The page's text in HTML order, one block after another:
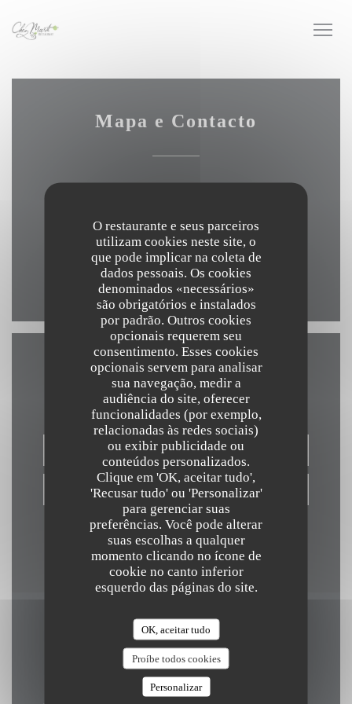
O restaurante e seus parceiros
utilizam cookies neste site, o
que pode implicar na coleta de
dados pessoais. Os cookies
denominados «necessários»
são obrigatórios e instalados
por padrão. Outros cookies
opcionais requerem seu
consentimento. Esses cookies
opcionais servem para analisar
sua navegação, medir a
audiência do site, oferecer
funcionalidades (por exemplo,
relacionadas às redes sociais)
ou exibir publicidade ou
conteúdos personalizados.
Clique em 'OK, aceitar tudo',
'Recusar tudo' ou 'Personalizar'
para gerenciar suas
preferências. Você pode alterar
suas escolhas a qualquer
momento clicando no ícone de
cookie no canto inferior
esquerdo das páginas do site.
OK, aceitar tudo
Proíbe todos cookies
Personalizar
Mapa e Contacto
04 75 94 88 83
Facebook ((abre numa nova
Instagram ((abre numa
Contacte-nos
RESERVAR UMA MESA
VOUCHERS
Mantenha-se atualizado
Subscrever a nossa newsletter para receber comunicações personalizadas
e ofertas de marketing por correio eletrónico da nossa parte.